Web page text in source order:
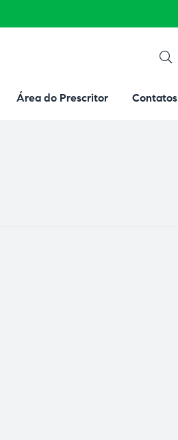
Área do Prescritor Contatos